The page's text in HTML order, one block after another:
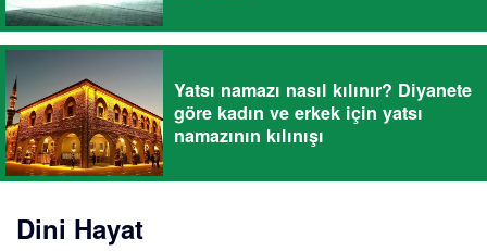
Yatsı namazı nasıl kılınır? Diyanete
göre kadın ve erkek için yatsı
namazının kılınışı
Dini Hayat